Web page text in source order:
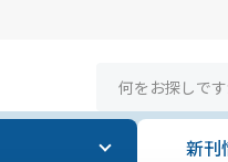
新刊